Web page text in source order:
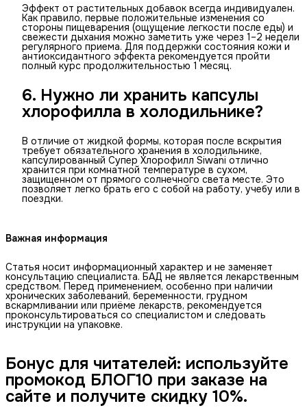
Эффект от растительных добавок всегда индивидуален.
Как правило, первые положительные изменения со
стороны пищеварения (ощущение легкости после еды) и
свежести дыхания можно заметить уже через 1–2 недели
регулярного приема. Для поддержки состояния кожи и
антиоксидантного эффекта рекомендуется пройти
полный курс продолжительностью 1 месяц.
6. Нужно ли хранить капсулы
хлорофилла в холодильнике?
В отличие от жидкой формы, которая после вскрытия
требует обязательного хранения в холодильнике,
капсулированный Супер Хлорофилл Siwani отлично
хранится при комнатной температуре в сухом,
защищенном от прямого солнечного света месте. Это
позволяет легко брать его с собой на работу, учебу или в
поездки.
Важная информация
Статья носит информационный характер и не заменяет
консультацию специалиста. БАД не является лекарственным
средством. Перед применением, особенно при наличии
хронических заболеваний, беременности, грудном
вскармливании или приёме лекарств, рекомендуется
проконсультироваться со специалистом и следовать
инструкции на упаковке.
Бонус для читателей: используйте
промокод БЛОГ10 при заказе на
сайте и получите скидку 10%.